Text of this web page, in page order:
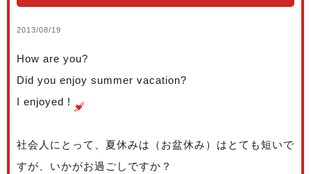
2013/08/19
How are you?
Did you enjoy summer vacation?
I enjoyed !
社会人にとって、夏休みは（お盆休み）はとても短いで
すが、いかがお過ごしですか？